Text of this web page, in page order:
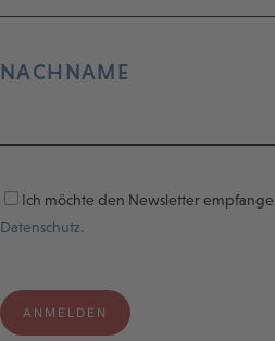
NACHNAME
Ich möchte den Newsletter
Datenschutz.